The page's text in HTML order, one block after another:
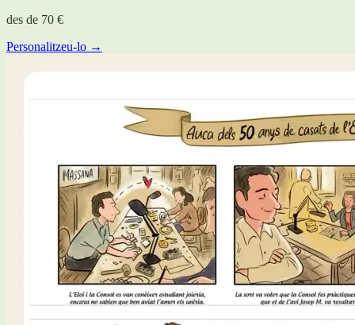
des de 70 €
Personalitzeu-lo →